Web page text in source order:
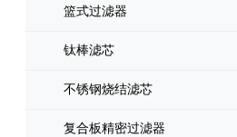
篮式过滤器
钛棒滤芯
不锈钢烧结滤芯
复合板精密过滤器